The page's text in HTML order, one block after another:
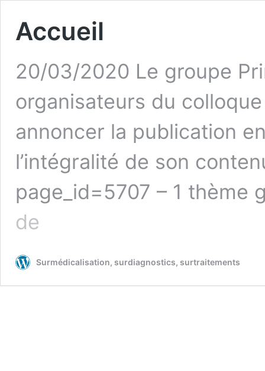
Accueil
20/03/2020 Le groupe
organisateurs du
annoncer la publication
l’intégralité de son
page_id=5707 – 1 thème
de
Surmédicalisation, surdiagnostics, surtraitements